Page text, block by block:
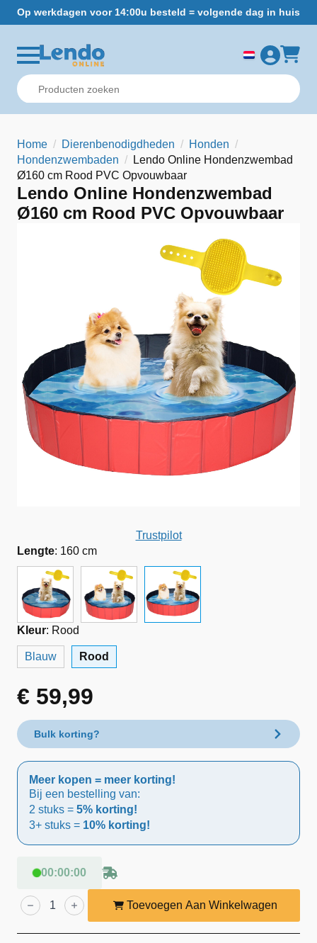
Op werkdagen voor 14:00u besteld = volgende dag in huis
Home Dierenbenodigdheden
Honden
Hondenzwembaden
Lendo Online Hondenzwembad
Ø160 cm Rood PVC Opvouwbaar
Lendo Online Hondenzwembad
Ø160 cm Rood PVC Opvouwbaar
Trustpilot
Lengte: 160 cm
Kleur: Rood
Blauw Rood
€ 59,99
Bulk korting?
Meer kopen = meer korting!
Bij een bestelling van:
2 stuks = 5% korting!
3+ stuks = 10% korting!
00:00:00
Lendo
Online
Hondenzwembad
Toevoegen Aan Winkelwagen